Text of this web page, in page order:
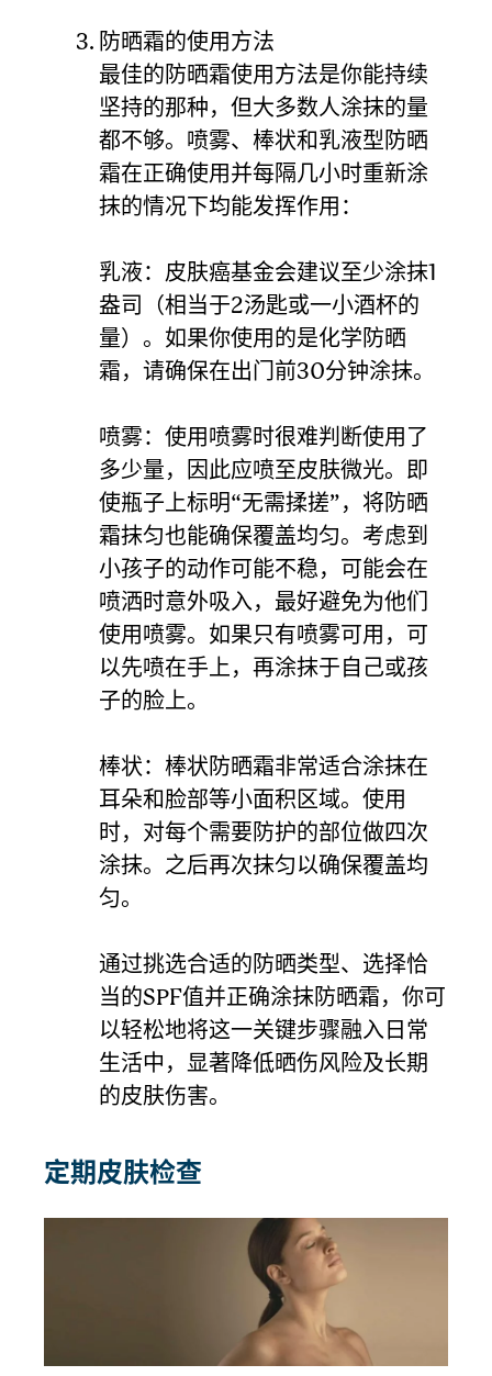
防晒霜的使用方法
最佳的防晒霜使用方法是你能持续
坚持的那种，但大多数人涂抹的量
都不够。喷雾、棒状和乳液型防晒
霜在正确使用并每隔几小时重新涂
抹的情况下均能发挥作用：
乳液：皮肤癌基金会建议至少涂抹1
盎司（相当于2汤匙或一小酒杯的
量）。如果你使用的是化学防晒
霜，请确保在出门前30分钟涂抹。
喷雾：使用喷雾时很难判断使用了
多少量，因此应喷至皮肤微光。即
使瓶子上标明“无需揉搓”，将防晒
霜抹匀也能确保覆盖均匀。考虑到
小孩子的动作可能不稳，可能会在
喷洒时意外吸入，最好避免为他们
使用喷雾。如果只有喷雾可用，可
以先喷在手上，再涂抹于自己或孩
子的脸上。
棒状：棒状防晒霜非常适合涂抹在
耳朵和脸部等小面积区域。使用
时，对每个需要防护的部位做四次
涂抹。之后再次抹匀以确保覆盖均
匀。
通过挑选合适的防晒类型、选择恰
当的SPF值并正确涂抹防晒霜，你可
以轻松地将这一关键步骤融入日常
生活中，显著降低晒伤风险及长期
的皮肤伤害。
定期皮肤检查